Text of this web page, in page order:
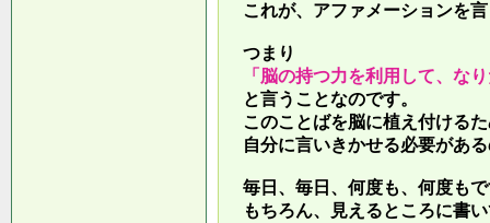
これが、アファメーションを
つまり
「脳の持つ力を利用して、な
と言うことなのです。
このことばを脳に植え付ける
自分に言いきかせる必要があ
毎日、毎日、何度も、何度も
もちろん、見えるところに書